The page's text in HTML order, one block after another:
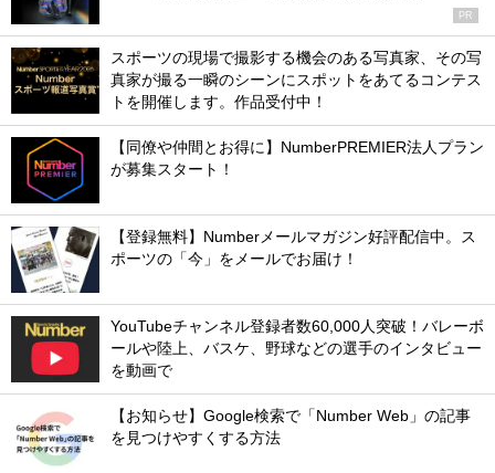
PR
スポーツの現場で撮影する機会のある写真家、その写
真家が撮る一瞬のシーンにスポットをあてるコンテス
トを開催します。作品受付中！
【同僚や仲間とお得に】NumberPREMIER法人プラン
が募集スタート！
【登録無料】Numberメールマガジン好評配信中。ス
ポーツの「今」をメールでお届け！
YouTubeチャンネル登録者数60,000人突破！バレーボ
ールや陸上、バスケ、野球などの選手のインタビュー
を動画で
【お知らせ】Google検索で「Number Web」の記事
を見つけやすくする方法